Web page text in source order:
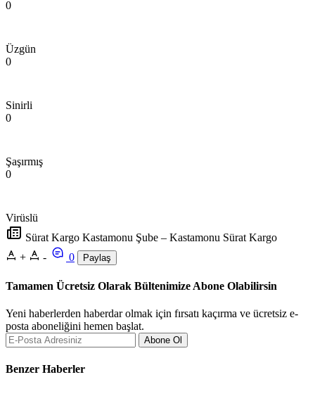
0
Üzgün
0
Sinirli
0
Şaşırmış
0
Virüslü
Sürat Kargo Kastamonu Şube – Kastamonu Sürat Kargo
+
- 0 Paylaş
Tamamen Ücretsiz Olarak Bültenimize Abone Olabilirsin
Yeni haberlerden haberdar olmak için fırsatı kaçırma ve ücretsiz e-
posta aboneliğini hemen başlat.
Abone Ol
Benzer Haberler